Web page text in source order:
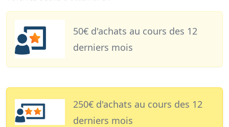
50€ d'achats au cours des 12
derniers mois
250€ d'achats au cours des 12
derniers mois